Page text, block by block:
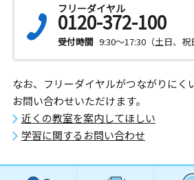
フリーダイヤル
0120-372-100
受付時間 9:30～17:30（土日、祝
なお、フリーダイヤルがつながりにく
お問い合わせいただけます。
近くの教室を案内してほしい
学習に関するお問い合わせ